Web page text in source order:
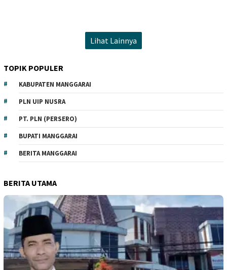
Lihat Lainnya
TOPIK POPULER
KABUPATEN MANGGARAI
PLN UIP NUSRA
PT. PLN (PERSERO)
BUPATI MANGGARAI
BERITA MANGGARAI
BERITA UTAMA